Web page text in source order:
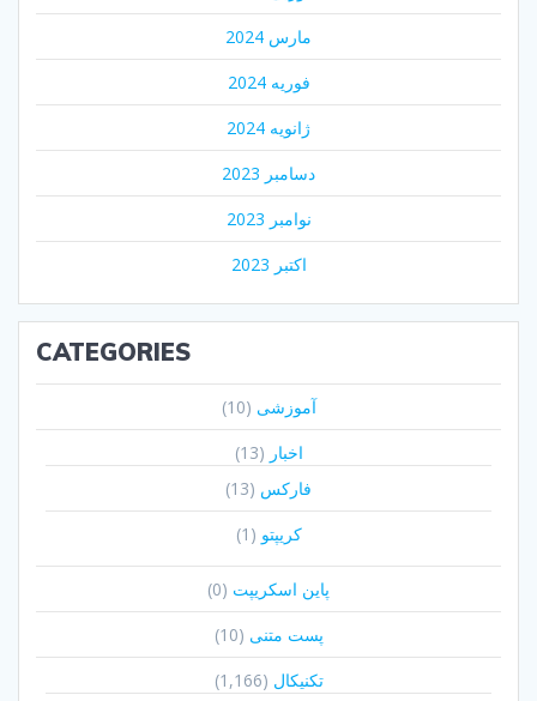
مارس 2024
فوریه 2024
ژانویه 2024
دسامبر 2023
نوامبر 2023
اکتبر 2023
CATEGORIES
آموزشی (10)
اخبار (13)
فارکس (13)
کریپتو (1)
پاین اسکریپت (0)
پست متنی (10)
تکنیکال (1,166)